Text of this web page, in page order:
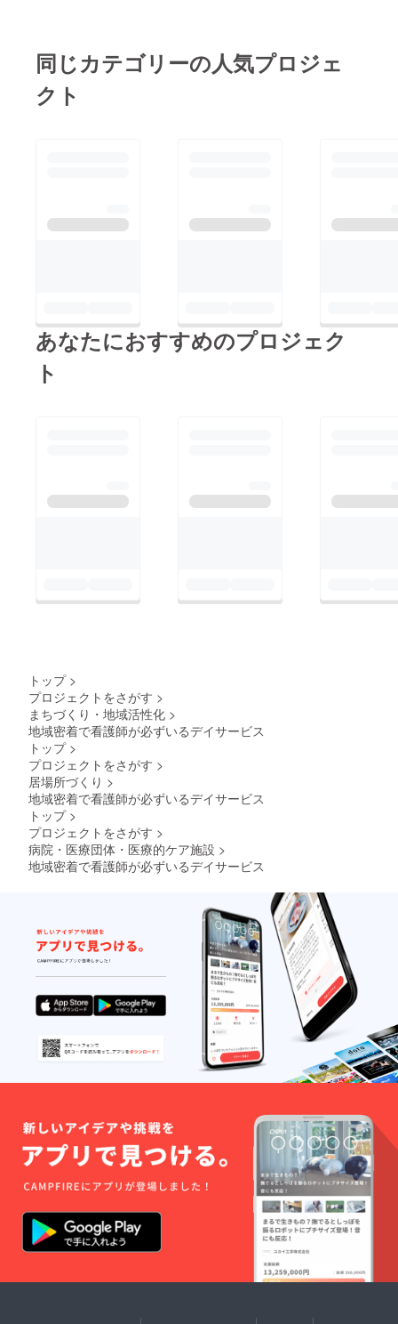
同じカテゴリーの人気プロジェ
クト
あなたにおすすめのプロジェク
ト
トップ >
プロジェクトをさがす >
まちづくり・地域活性化 >
地域密着で看護師が必ずいるデイサービス
トップ >
プロジェクトをさがす >
居場所づくり >
地域密着で看護師が必ずいるデイサービス
トップ >
プロジェクトをさがす >
病院・医療団体・医療的ケア施設 >
地域密着で看護師が必ずいるデイサービス